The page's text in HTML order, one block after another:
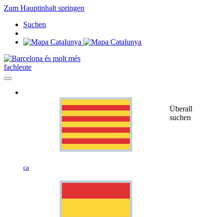
Zum Hauptinhalt springen
Suchen
fachleute
ca
Überall
suchen